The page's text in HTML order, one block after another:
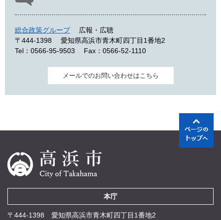
総合政策グループ
広報・広聴
〒444-1398
愛知県高浜市青木町四丁目1番地2
Tel：0566-95-9503
Fax：0566-52-1110
メールでのお問い合わせはこちら
本庁
〒444-1398 愛知県高浜市青木町四丁目1番地2